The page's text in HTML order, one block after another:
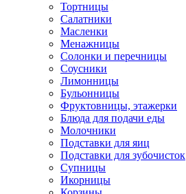
Тортницы
Салатники
Масленки
Менажницы
Солонки и перечницы
Соусники
Лимонницы
Бульонницы
Фруктовницы, этажерки
Блюда для подачи еды
Молочники
Подставки для яиц
Подставки для зубочисток
Супницы
Икорницы